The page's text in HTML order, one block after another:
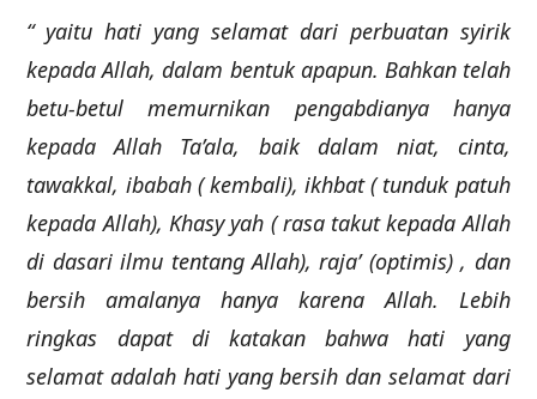
“ yaitu hati yang selamat dari perbuatan syirik
kepada Allah, dalam bentuk apapun. Bahkan telah
betu-betul memurnikan pengabdianya hanya
kepada Allah Ta’ala, baik dalam niat, cinta,
tawakkal, ibabah ( kembali), ikhbat ( tunduk patuh
kepada Allah), Khasy yah ( rasa takut kepada Allah
di dasari ilmu tentang Allah), raja’ (optimis) , dan
bersih amalanya hanya karena Allah. Lebih
ringkas dapat di katakan bahwa hati yang
selamat adalah hati yang bersih dan selamat dari